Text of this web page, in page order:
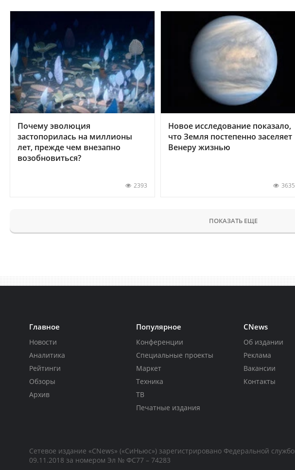
Почему эволюция
застопорилась на миллионы
лет, прежде чем внезапно
возобновиться?
2393
Новое исследование показало,
что Земля постепенно заселяет
Венеру жизнью
ПОКАЗАТЬ ЕЩЕ
Главное
Новости
Аналитика
Рейтинги
Обзоры
Архив
Популярное
Конференции
Специальные проекты
Маркет
Техника
ТВ
Печатные издания
CNews
Об издании
Реклама
Вакансии
Контакты
Сетевое издание «CNews» («СиНьюс») зарегистрировано Федеральной
09.11.2018 за номером Эл № ФС77 – 74283